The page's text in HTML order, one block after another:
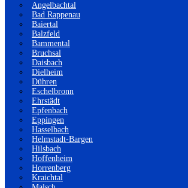
Angelbachtal
Bad Rappenau
Baiertal
Balzfeld
Bammental
Bruchsal
Daisbach
Dielheim
Dühren
Eschelbronn
Ehrstädt
Epfenbach
Eppingen
Hasselbach
Helmstadt-Bargen
Hilsbach
Hoffenheim
Horrenberg
Kraichtal